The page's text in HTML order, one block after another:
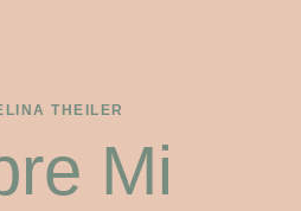
THEILER
Mi